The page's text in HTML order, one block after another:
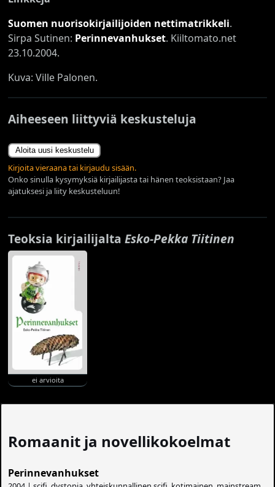
Suomen nuorisokirjailijoiden nettimatrikkeli.
Sirpa Sutinen: Perinnevanhukset. Kiiltomato.net
23.10.2004.
Kuva: Ville Palonen.
Aiheeseen liittyviä keskusteluja
Aloita uusi keskustelu
Kirjoita vieraana tai kirjaudu sisään.
Onko sinulla kysymyksiä kirjailijasta tai hänen teoksistaan? Jaa
ajatuksesi ja liity keskusteluun!
Teoksia kirjailijaltaEsko-Pekka Tiitinen
ei arvioita
Romaanit ja novellikokoelmat
Perinnevanhukset